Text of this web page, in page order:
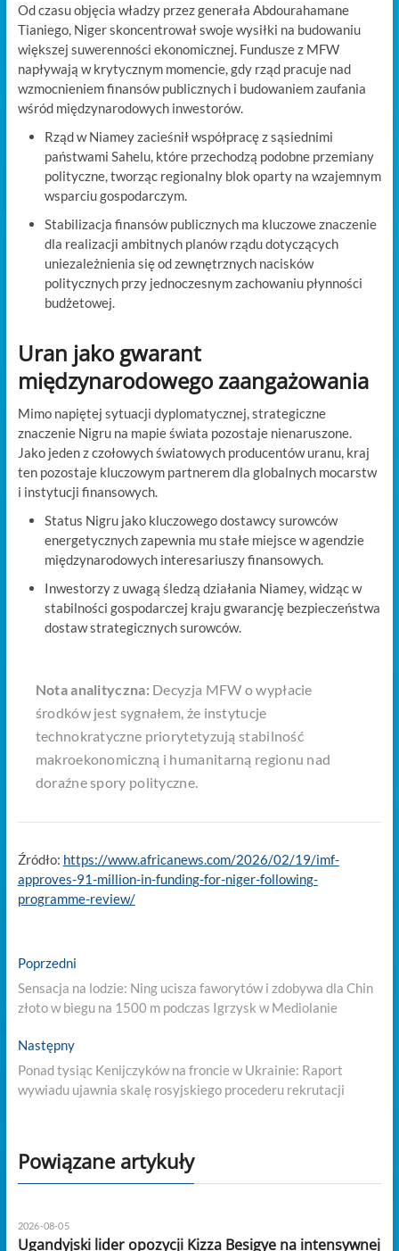
Od czasu objęcia władzy przez generała Abdourahamane
Tianiego, Niger skoncentrował swoje wysiłki na budowaniu
większej suwerenności ekonomicznej. Fundusze z MFW
napływają w krytycznym momencie, gdy rząd pracuje nad
wzmocnieniem finansów publicznych i budowaniem zaufania
wśród międzynarodowych inwestorów.
Rząd w Niamey zacieśnił współpracę z sąsiednimi
państwami Sahelu, które przechodzą podobne przemiany
polityczne, tworząc regionalny blok oparty na wzajemnym
wsparciu gospodarczym.
Stabilizacja finansów publicznych ma kluczowe znaczenie
dla realizacji ambitnych planów rządu dotyczących
uniezależnienia się od zewnętrznych nacisków
politycznych przy jednoczesnym zachowaniu płynności
budżetowej.
Uran jako gwarant
międzynarodowego zaangażowania
Mimo napiętej sytuacji dyplomatycznej, strategiczne
znaczenie Nigru na mapie świata pozostaje nienaruszone.
Jako jeden z czołowych światowych producentów uranu, kraj
ten pozostaje kluczowym partnerem dla globalnych mocarstw
i instytucji finansowych.
Status Nigru jako kluczowego dostawcy surowców
energetycznych zapewnia mu stałe miejsce w agendzie
międzynarodowych interesariuszy finansowych.
Inwestorzy z uwagą śledzą działania Niamey, widząc w
stabilności gospodarczej kraju gwarancję bezpieczeństwa
dostaw strategicznych surowców.
Nota analityczna: Decyzja MFW o wypłacie
środków jest sygnałem, że instytucje
technokratyczne priorytetyzują stabilność
makroekonomiczną i humanitarną regionu nad
doraźne spory polityczne.
Źródło: https://www.africanews.com/2026/02/19/imf-
approves-91-million-in-funding-for-niger-following-
programme-review/
Nawigacja
wpisu
PoprzedniPrevious
post:
Sensacja na lodzie: Ning ucisza faworytów i zdobywa dla Chin
złoto w biegu na 1500 m podczas Igrzysk w Mediolanie
NastępnyNext
post:
Ponad tysiąc Kenijczyków na froncie w Ukrainie: Raport
wywiadu ujawnia skalę rosyjskiego procederu rekrutacji
Powiązane artykuły
2026-08-05
Ugandyjski lider opozycji Kizza Besigye na intensywnej